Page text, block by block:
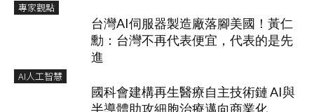
專家觀點
台灣AI伺服器製造廠落腳美國！黃仁
勳：台灣不再代表便宜，代表的是先
進
AI人工智慧
國科會建構再生醫療自主技術鏈 AI與
半導體助攻細胞治療邁向商業化